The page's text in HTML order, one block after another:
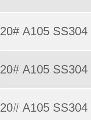
20# A105
20# A105
20# A105